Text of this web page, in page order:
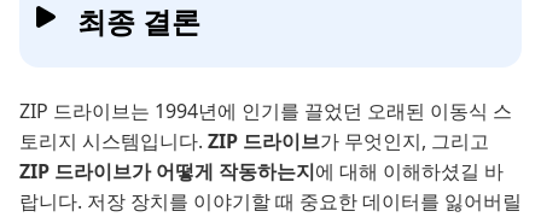
최종 결론
ZIP 드라이브는 1994년에 인기를 끌었던 오래된 이동식 스
토리지 시스템입니다. ZIP 드라이브가 무엇인지, 그리고
ZIP 드라이브가 어떻게 작동하는지에 대해 이해하셨길 바
랍니다. 저장 장치를 이야기할 때 중요한 데이터를 잃어버릴